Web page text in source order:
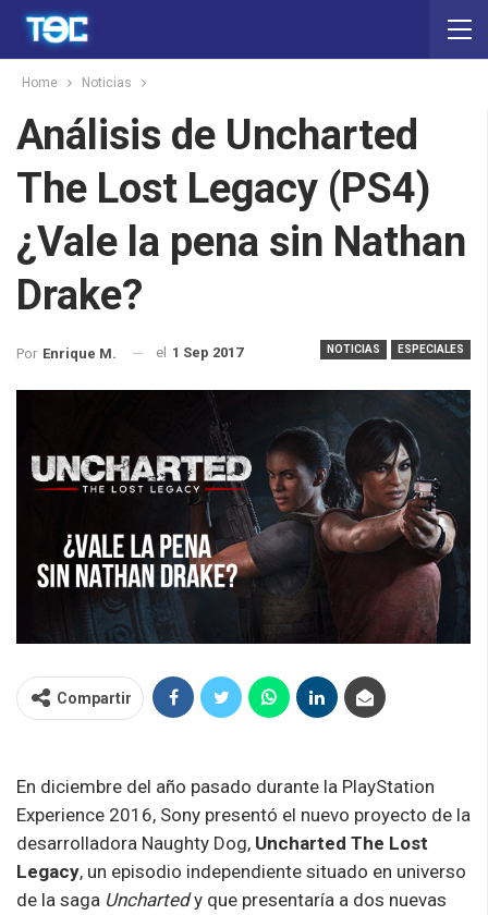
Home Noticias
Análisis de Uncharted
The Lost Legacy (PS4)
¿Vale la pena sin Nathan
Drake?
NOTICIAS ESPECIALES
Por Enrique M. el 1 Sep 2017
Compartir
En diciembre del año pasado durante la PlayStation
Experience 2016, Sony presentó el nuevo proyecto de la
desarrolladora Naughty Dog, Uncharted The Lost
Legacy, un episodio independiente situado en universo
de la saga Unchartedy que presentaría a dos nuevas